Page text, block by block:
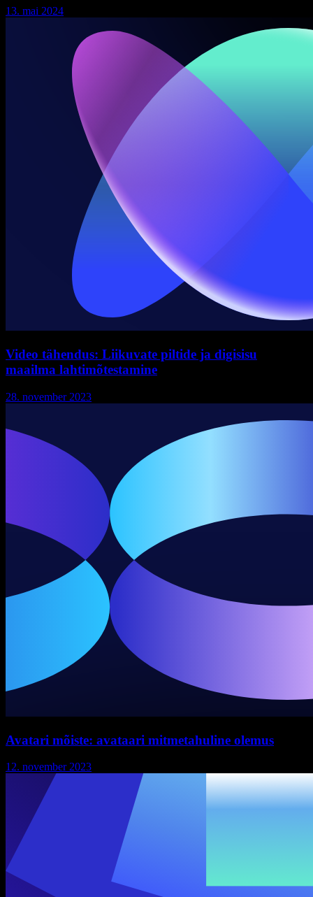
13. mai 2024
Video tähendus: Liikuvate piltide ja digisisu
maailma lahtimõtestamine
28. november 2023
Avatari mõiste: avataari mitmetahuline olemus
12. november 2023